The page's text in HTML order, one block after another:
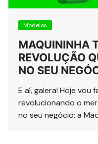
Modelos
MAQUININHA
REVOLUÇÃO
NO SEU
E aí, galera! Hoje vou
revolucionando o
no seu negócio: a